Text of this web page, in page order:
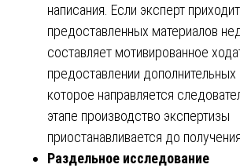
написания. Если эксперт
предоставленных материалов
составляет мотивированное
предоставлении дополнительных
которое направляется
этапе производство экспертизы
приостанавливается до
Раздельное исследование